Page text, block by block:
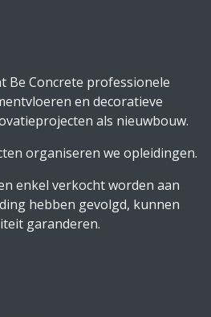
Be Concrete professionele
en decoratieve
als nieuwbouw.
organiseren we opleidingen.
enkel verkocht worden aan
hebben gevolgd, kunnen
garanderen.